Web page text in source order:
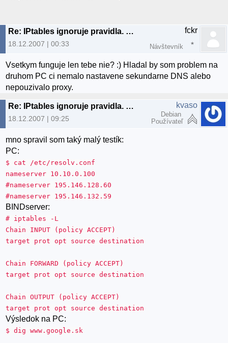
Re: IPtables ignoruje pravidla. Je to mozne?>je
18.12.2007 | 00:33
fckr
Návštevník
Vsetkym funguje len tebe nie? :) Hladal by som problem na
druhom PC ci nemalo nastavene sekundarne DNS alebo
nepouzivalo proxy.
Re: IPtables ignoruje pravidla. Je to mozne?>je
18.12.2007 | 09:25
kvaso
Debian
Používateľ
mno spravil som taký malý testík:
PC:
$ cat /etc/resolv.conf
nameserver 10.10.0.100
#nameserver 195.146.128.60
#nameserver 195.146.132.59
BINDserver:
# iptables -L
Chain INPUT (policy ACCEPT)
target prot opt source destination
Chain FORWARD (policy ACCEPT)
target prot opt source destination
Chain OUTPUT (policy ACCEPT)
target prot opt source destination
Výsledok na PC:
$ dig www.google.sk